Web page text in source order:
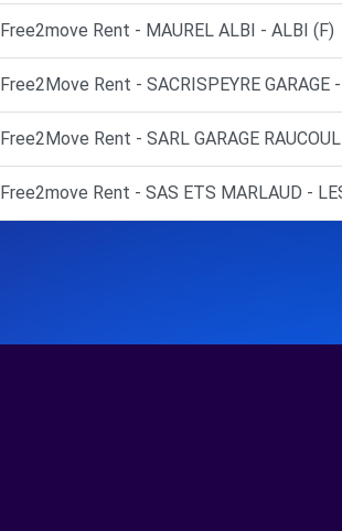
Free2move Rent - MAUREL ALBI - ALBI (F)
Free2Move Rent - SACRISPEYRE GARAGE
Free2Move Rent - SARL GARAGE
Free2move Rent - SAS ETS MARLAUD -